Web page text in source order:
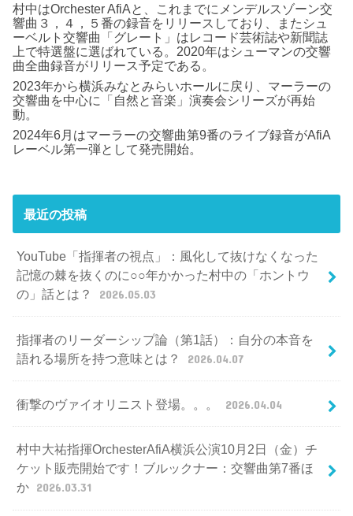
村中はOrchester AfiAと、これまでにメンデルスゾーン交
響曲３，４，５番の録音をリリースしており、またシュ
ーベルト交響曲「グレート」はレコード芸術誌や新聞誌
上で特選盤に選ばれている。2020年はシューマンの交響
曲全曲録音がリリース予定である。
2023年から横浜みなとみらいホールに戻り、マーラーの
交響曲を中心に「自然と音楽」演奏会シリーズが再始
動。
2024年6月はマーラーの交響曲第9番のライブ録音がAfiA
レーベル第一弾として発売開始。
最近の投稿
YouTube「指揮者の視点」：風化して抜けなくなった
記憶の棘を抜くのに○○年かかった村中の「ホントウ
の」話とは？
2026.05.03
指揮者のリーダーシップ論（第1話）：自分の本音を
語れる場所を持つ意味とは？
2026.04.07
衝撃のヴァイオリニスト登場。。。 2026.04.04
村中大祐指揮OrchesterAfiA横浜公演10月2日（金）チ
ケット販売開始です！ブルックナー：交響曲第7番ほ
か 2026.03.31